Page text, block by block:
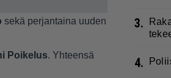
sekä perjantaina uuden
Poikelus. Yhteensä
3.
4.